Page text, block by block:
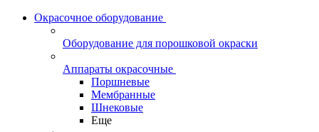
Окрасочное оборудование
Оборудование для порошковой окраски
Аппараты окрасочные
Поршневые
Мембранные
Шнековые
Еще